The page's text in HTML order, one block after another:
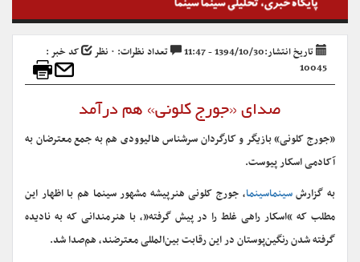
تاریخ انتشار:1394/10/30 - 11:47 تعداد نظرات: ۰ نظر
کد خبر :
10045
صدای «جورج کلونی» هم درآمد
«جورج کلونی» بازیگر و کارگردان سرشناس هالیوودی هم به جمع معترضان به
آکادمی اسکار پیوست.
به گزارشسینماسینما، جورج کلونی هنرپیشه مشهور سینما هم با اظهار این
مطلب که “اسکار راهی غلط را در پیش گرفته”، با هنرمندانی که به نادیده
گرفته شدن رنگین‌پوستان در این رقابت بین‌المللی معترضند، هم‌صدا شد.